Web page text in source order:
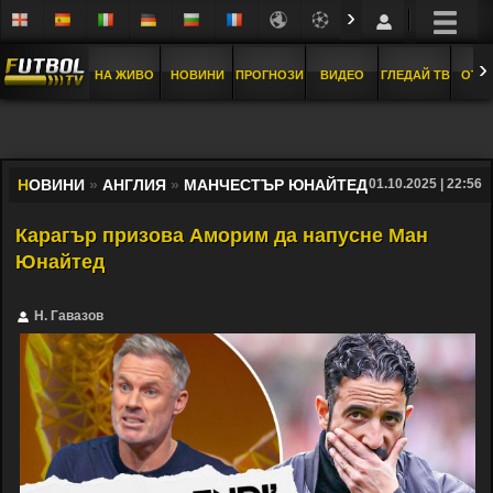
›
НА ЖИВО НОВИНИ ПРОГНОЗИ ВИДЕО ГЛЕДАЙ ТВ ›
НОВИНИ » АНГЛИЯ » МАНЧЕСТЪР ЮНАЙТЕД01.10.2025 | 22:56
Карагър призова Аморим да напусне Ман
Юнайтед
Н. Гавазов